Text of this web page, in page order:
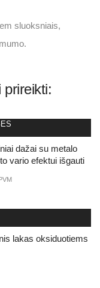
sluoksniais,
prireikti:
dažai su metalo
vario efektui išgauti
lakas oksiduotiems